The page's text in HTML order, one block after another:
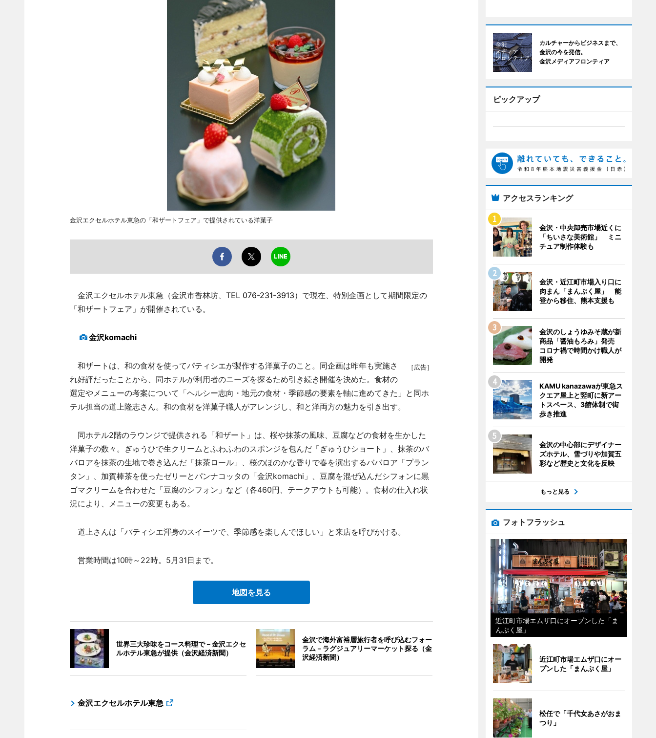
金沢エクセルホテル東急の「和ザートフェア」で提供されている洋菓子
金沢エクセルホテル東急（金沢市香林坊、TEL 076-231-3913）で現在、特別企画として期間限定の
「和ザートフェア」が開催されている。
金沢komachi
［広告］
和ザートは、和の食材を使ってパティシエが製作する洋菓子のこと。同企画は昨年も実施さ
れ好評だったことから、同ホテルが利用者のニーズを探るため引き続き開催を決めた。食材の
選定やメニューの考案について「ヘルシー志向・地元の食材・季節感の要素を軸に進めてきた」と同ホ
テル担当の道上隆志さん。和の食材を洋菓子職人がアレンジし、和と洋両方の魅力を引き出す。
同ホテル2階のラウンジで提供される「和ザート」は、桜や抹茶の風味、豆腐などの食材を生かした
洋菓子の数々。ぎゅうひで生クリームとふわふわのスポンジを包んだ「ぎゅうひショート」、抹茶のバ
バロアを抹茶の生地で巻き込んだ「抹茶ロール」、桜のほのかな香りで春を演出するババロア「プラン
タン」、加賀棒茶を使ったゼリーとパンナコッタの「金沢komachi」、豆腐を混ぜ込んだシフォンに黒
ゴマクリームを合わせた「豆腐のシフォン」など（各460円、テークアウトも可能）。食材の仕入れ状
況により、メニューの変更もある。
道上さんは「パティシエ渾身のスイーツで、季節感を楽しんでほしい」と来店を呼びかける。
営業時間は10時～22時。5月31日まで。
地図を見る
世界三大珍味をコース料理で－金沢エクセ
ルホテル東急が提供（金沢経済新聞）
金沢で海外富裕層旅行者を呼び込むフォー
ラム－ラグジュアリーマーケット探る（金
沢経済新聞）
金沢エクセルホテル東急
カルチャーからビジネスまで、
金沢の今を発信。
金沢メディアフロンティア
ピックアップ
アクセスランキング
金沢・中央卸売市場近くに
「ちいさな美術館」 ミニ
チュア制作体験も
金沢・近江町市場入り口に
肉まん「まんぷく屋」 能
登から移住、熊本支援も
金沢のしょうゆみそ蔵が新
商品「醤油もろみ」発売
コロナ禍で時間かけ職人が
開発
KAMU kanazawaが東急ス
クエア屋上と竪町に新アー
トスペース、3館体制で街
歩き推進
金沢の中心部にデザイナー
ズホテル、雪づりや加賀五
彩など歴史と文化を反映
もっと見る
フォトフラッシュ
近江町市場エムザ口にオープンした「ま
んぷく屋」
近江町市場エムザ口にオー
プンした「まんぷく屋」
松任で「千代女あさがおま
つり」